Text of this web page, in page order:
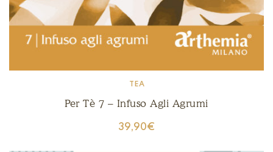
TEA
Per Tè 7 – Infuso Agli Agrumi
39,90€